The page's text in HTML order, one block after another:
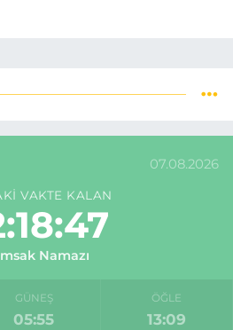
07.08.2026
VAKTE KALAN
Namazı
GÜNEŞ
05:55
ÖĞLE
13:09